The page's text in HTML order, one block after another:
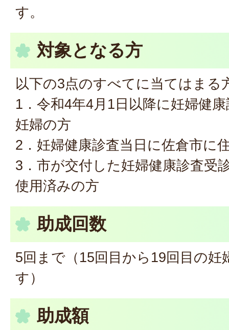
す。
対象となる方
以下の3点のすべてに当てはまる
1．令和4年4月1日以降に妊婦健
妊婦の方
2．妊婦健康診査当日に佐倉市に
3．市が交付した妊婦健康診査受
使用済みの方
助成回数
5回まで（15回目から19回目の妊
す）
助成額